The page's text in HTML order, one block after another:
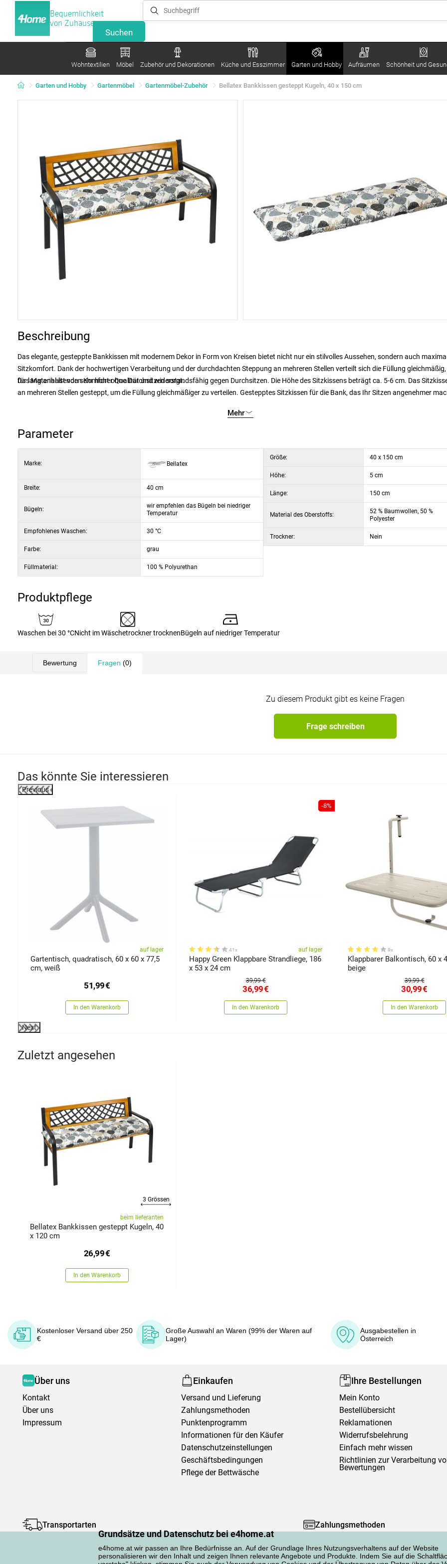
Grundsätze und Datenschutz bei e4home.at
e4home.at wir passen an Ihre Bedürfnisse an. Auf der Grundlage Ihres Nutzungsverhaltens auf der Website
personalisieren wir den Inhalt und zeigen Ihnen relevante Angebote und Produkte. Indem Sie auf die
Bequemlichkeit
von Zuhause
Wohntextilien Möbel Zubehör und Dekorationen Küche und Esszimmer Garten und Hobby Aufräumen Schönheit und
Garten und Hobby Gartenmöbel Gartenmöbel-Zubehör Bellatex Bankkissen gesteppt Kugeln, 40 x 150 cm
Beschreibung
Das elegante, gesteppte Bankkissen mit modernem Dekor in Form von Kreisen bietet nicht nur ein stilvolles Aussehen, sondern auch
Sitzkomfort. Dank der hochwertigen Verarbeitung und der durchdachten Steppung an mehreren Stellen verteilt sich die Füllung
für lang anhaltenden Komfort ohne Durchsitzen sorgt.
Das Material ist von sehr hoher Qualität und widerstandsfähig gegen Durchsitzen. Die Höhe des Sitzkissens beträgt ca. 5-6 cm. Das
an mehreren Stellen gesteppt, um die Füllung gleichmäßiger zu verteilen. Gestepptes Sitzkissen für die Bank, das Ihr Sitzen angenehmer
Mehr
Parameter
Marke: Bellatex
Breite: 40 cm
Bügeln:
wir empfehlen das Bügeln bei niedriger
Temperatur
Empfohlenes Waschen: 30 °C
Farbe: grau
Füllmaterial: 100 % Polyurethan
Größe: 40 x 150 cm
Höhe: 5 cm
Länge: 150 cm
Material des Oberstoffs:
52 % Baumwollen, 50 %
Polyester
Trockner: Nein
Produktpflege
Waschen bei 30 °CNicht im Wäschetrockner trocknenBügeln auf niedriger Temperatur
Bewertung Fragen (0)
Zu diesem Produkt gibt es keine Fragen
Frage schreiben
Das könnte Sie interessieren
Previous
auf lager
Gartentisch, quadratisch, 60 x 60 x 77,5
cm, weiß
51,99€
In den Warenkorb
-8%
41x auf lager
Happy Green Klappbare Strandliege, 186
x 53 x 24 cm
39,99 €
36,99€
In den Warenkorb
9x
Klappbarer Balkontisch, 60 x
beige
39,99 €
30,99€
In den Warenkorb
Next
Zuletzt angesehen
3 Grössen
beim lieferanten
Bellatex Bankkissen gesteppt Kugeln, 40
x 120 cm
26,99€
In den Warenkorb
Kostenloser Versand über 250
€
Große Auswahl an Waren (99% der Waren auf
Lager)
Ausgabestellen in
Österreich
Über uns
Kontakt
Über uns
Impressum
Einkaufen
Versand und Lieferung
Zahlungsmethoden
Punktenprogramm
Informationen für den Käufer
Datenschutzeinstellungen
Geschäftsbedingungen
Pflege der Bettwäsche
Ihre Bestellungen
Mein Konto
Bestellübersicht
Reklamationen
Widerrufsbelehrung
Einfach mehr wissen
Richtlinien zur Verarbeitung
Bewertungen
Transportarten Zahlungsmethoden